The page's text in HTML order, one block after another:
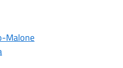
Malone